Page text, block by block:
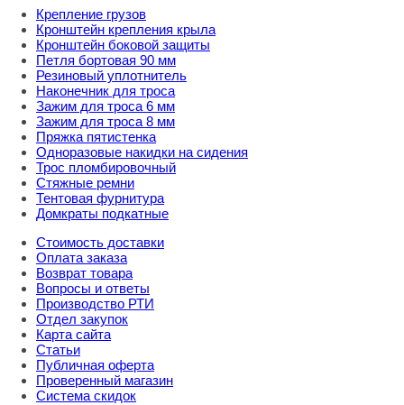
Крепление грузов
Кронштейн крепления крыла
Кронштейн боковой защиты
Петля бортовая 90 мм
Резиновый уплотнитель
Наконечник для троса
Зажим для троса 6 мм
Зажим для троса 8 мм
Пряжка пятистенка
Одноразовые накидки на сидения
Трос пломбировочный
Стяжные ремни
Тентовая фурнитура
Домкраты подкатные
Стоимость доставки
Оплата заказа
Возврат товара
Вопросы и ответы
Производство РТИ
Отдел закупок
Карта сайта
Статьи
Публичная оферта
Проверенный магазин
Система скидок